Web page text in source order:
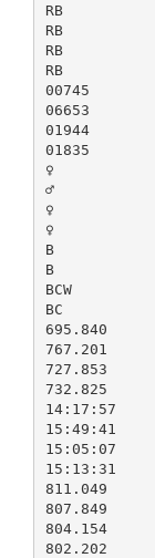
RB
RB
RB
RB
00745
06653
01944
01835
♀
♂
♀
♀
B
B
BCW
BC
695.840
767.201
727.853
732.825
14:17:57
15:49:41
15:05:07
15:13:31
811.049
807.849
804.154
802.202